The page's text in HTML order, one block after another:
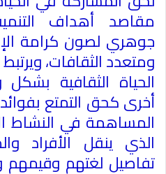
مقاصد أهداف
جوهري لصون كرامة
ومتعدد الثقافات،
الحياة الثقافية
أخرى كحق التمتع
المساهمة في النشاط
الذي ينقل الأفراد
تفاصيل لغتهم وقيمهم